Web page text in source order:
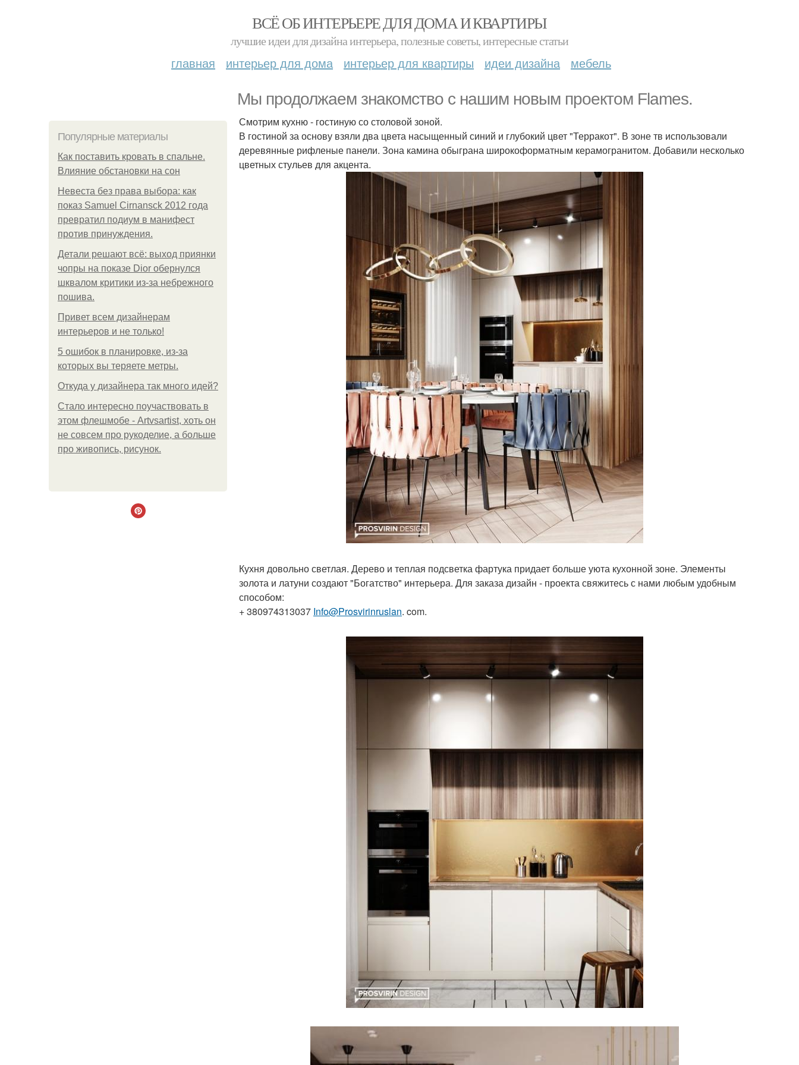
ВСЁ ОБ ИНТЕРЬЕРЕ ДЛЯ ДОМА И КВАРТИРЫ
лучшие идеи для дизайна интерьера, полезные советы, интересные статьи
главная интерьер для дома интерьер для квартиры идеи дизайна мебель
Мы продолжаем знакомство с нашим новым проектом Flames.
Популярные материалы
Как поставить кровать в спальне.
Влияние обстановки на сон
Невеста без права выбора: как
показ Samuel Cirnansck 2012 года
превратил подиум в манифест
против принуждения.
Детали решают всё: выход приянки
чопры на показе Dior обернулся
шквалом критики из-за небрежного
пошива.
Привет всем дизайнерам
интерьеров и не только!
5 ошибок в планировке, из-за
которых вы теряете метры.
Откуда у дизайнера так много идей?
Стало интересно поучаствовать в
этом флешмобе - Artvsartist, хоть он
не совсем про рукоделие, а больше
про живопись, рисунок.
Смотрим кухню - гостиную со столовой зоной.
В гостиной за основу взяли два цвета насыщенный синий и глубокий цвет "Терракот". В зоне тв использовали
деревянные рифленые панели. Зона камина обыграна широкоформатным керамогранитом. Добавили несколько
цветных стульев для акцента.
Кухня довольно светлая. Дерево и теплая подсветка фартука придает больше уюта кухонной зоне. Элементы
золота и латуни создают "Богатство" интерьера. Для заказа дизайн - проекта свяжитесь с нами любым удобным
способом:
+ 380974313037 Info@Prosvirinruslan. com.